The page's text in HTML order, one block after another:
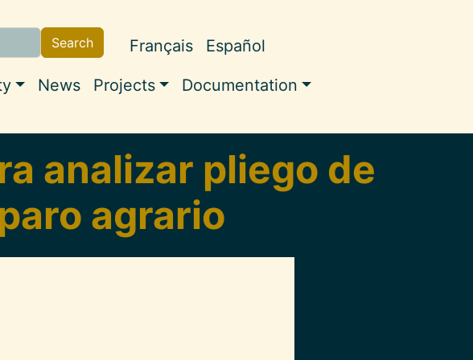
principale
News Projects Documentation
Search Français Español
analizar pliego de
agrario